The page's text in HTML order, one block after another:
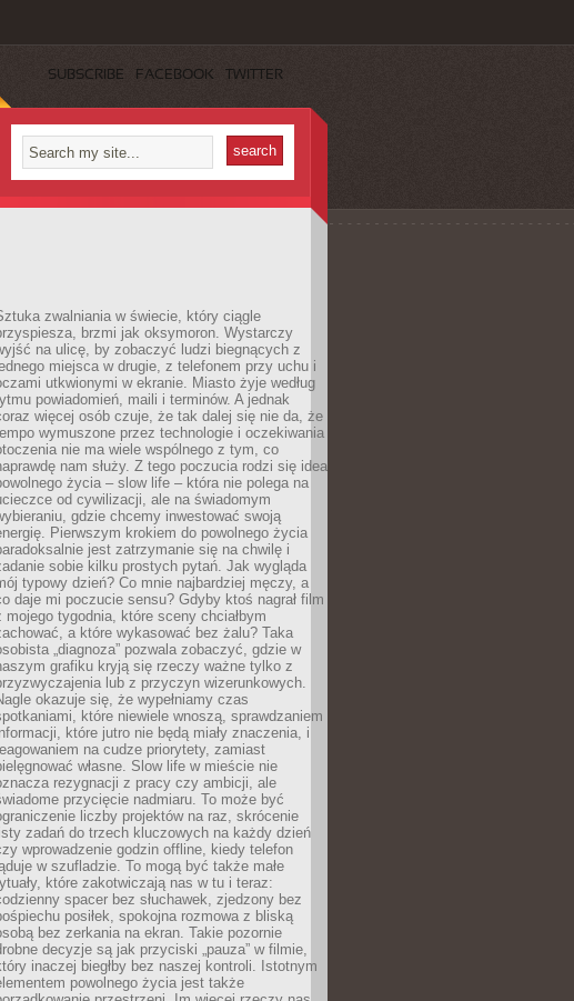
SUBSCRIBE FACEBOOK TWITTER
zwalniania w świecie, który ciągle
brzmi jak oksymoron. Wystarczy
na ulicę, by zobaczyć ludzi biegnących z
miejsca w drugie, z telefonem przy uchu i
utkwionymi w ekranie. Miasto żyje według
powiadomień, maili i terminów. A jednak
więcej osób czuje, że tak dalej się nie da, że
wymuszone przez technologie i oczekiwania
nie ma wiele wspólnego z tym, co
nam służy. Z tego poczucia rodzi się idea
życia – slow life – która nie polega na
od cywilizacji, ale na świadomym
gdzie chcemy inwestować swoją
Pierwszym krokiem do powolnego życia
jest zatrzymanie się na chwilę i
sobie kilku prostych pytań. Jak wygląda
typowy dzień? Co mnie najbardziej męczy, a
daje mi poczucie sensu? Gdyby ktoś nagrał film
mojego tygodnia, które sceny chciałbym
a które wykasować bez żalu? Taka
„diagnoza” pozwala zobaczyć, gdzie w
grafiku kryją się rzeczy ważne tylko z
lub z przyczyn wizerunkowych.
okazuje się, że wypełniamy czas
które niewiele wnoszą, sprawdzaniem
które jutro nie będą miały znaczenia, i
na cudze priorytety, zamiast
własne. Slow life w mieście nie
rezygnacji z pracy czy ambicji, ale
przycięcie nadmiaru. To może być
liczby projektów na raz, skrócenie
listy zadań do trzech kluczowych na każdy dzień
wprowadzenie godzin offline, kiedy telefon
w szufladzie. To mogą być także małe
które zakotwiczają nas w tu i teraz:
spacer bez słuchawek, zjedzony bez
posiłek, spokojna rozmowa z bliską
bez zerkania na ekran. Takie pozornie
decyzje są jak przyciski „pauza” w filmie,
inaczej biegłby bez naszej kontroli. Istotnym
powolnego życia jest także